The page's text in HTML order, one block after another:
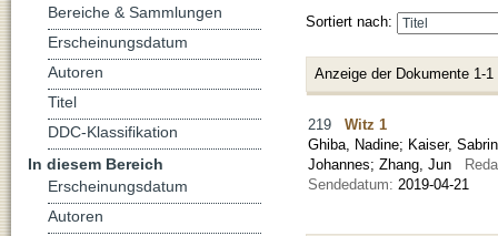
Sortiert nach:
Anzeige der Dokumente 1-1
219 Witz 1
Ghiba, Nadine; Kaiser,
Johannes; Zhang, Jun
Sendedatum: 2019-04-21
Bereiche & Sammlungen
Erscheinungsdatum
Autoren
Titel
DDC-Klassifikation
In diesem Bereich
Erscheinungsdatum
Autoren